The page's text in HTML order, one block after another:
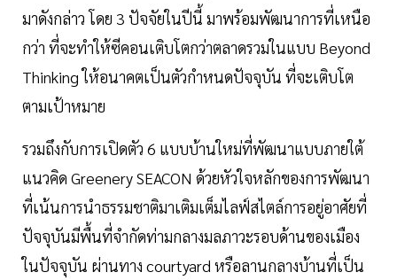
มาดังกล่าว โดย 3 ปัจจัยในปีนี้ มาพร้อมพัฒนาการที่เหนือ
กว่า ที่จะทำให้ซีคอนเติบโตกว่าตลาดรวมในแบบ Beyond
Thinking ให้อนาคตเป็นตัวกำหนดปัจจุบัน ที่จะเติบโต
ตามเป้าหมาย
รวมถึงกับการเปิดตัว 6 แบบบ้านใหม่ที่พัฒนาแบบภายใต้
แนวคิด Greenery SEACON ด้วยหัวใจหลักของการพัฒนา
ที่เน้นการนำธรรมชาติมาเติมเต็มไลฟ์สไตล์การอยู่อาศัยที่
ปัจจุบันมีพื้นที่จำกัดท่ามกลางมลภาวะรอบด้านของเมือง
ในปัจจุบัน ผ่านทาง courtyard หรือลานกลางบ้านที่เป็น